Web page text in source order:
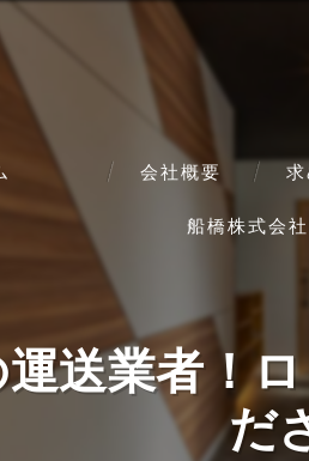
会社概要
事業案内
船橋株式会
送業者！
だ